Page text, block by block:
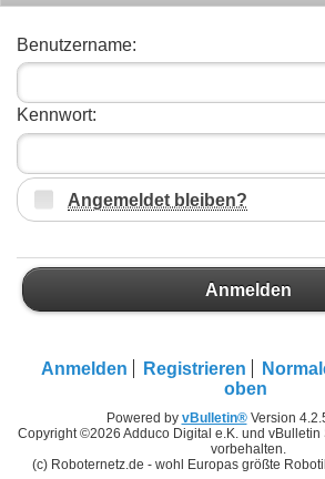
Benutzername:
Kennwort:
Angemeldet bleiben?
Anmelden
Anmelden Registrieren
oben
Powered by vBulletin®Version
Copyright ©2026 Adduco Digital e.K. und vBulletin
vorbehalten.
(c) Roboternetz.de - wohl Europas größte